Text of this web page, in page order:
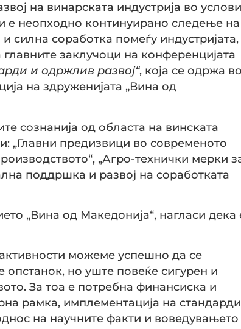
на винарската индустрија во услови
e неопходно континуирано следење на
силна соработка помеѓу индустријата,
заклучоци на конференцијата
и одржлив развој“, која се одржа
на здруженијата „Вина од
сознанија од областа на винската
„Главни предизвици во современото
„Агро-технички мерки
поддршка и развој на соработката
„Вина од Македонија“, нагласи дека
можеме успешно да се
опстанок, но уште повеќе сигурен и
За тоа е потребна финансиска и
рамка, имплементација на
на научните факти и воведувањето